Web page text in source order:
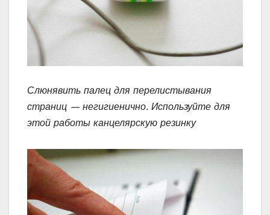
Слюнявить палец для перелистывания
страниц — негигиенично. Используйте для
этой работы канцелярскую резинку